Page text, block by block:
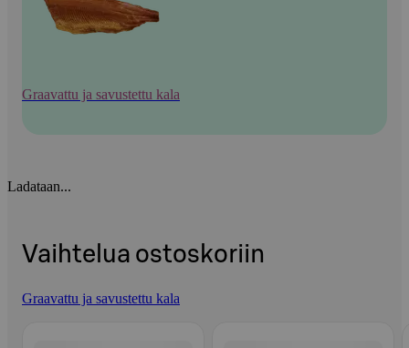
Graavattu ja savustettu kala
Ladataan...
Vaihtelua ostoskoriin
Graavattu ja savustettu kala